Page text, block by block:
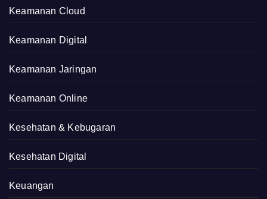
Keamanan Cloud
Keamanan Digital
Keamanan Jaringan
Keamanan Online
Kesehatan & Kebugaran
Kesehatan Digital
Keuangan